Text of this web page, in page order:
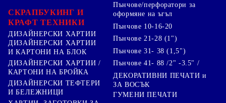
СКРАПБУКИНГ И
КРАФТ ТЕХНИКИ
ДИЗАЙНЕРСКИ ХАРТИИ
ДИЗАЙНЕРСКИ ХАРТИИ
И КАРТОНИ НА БЛОК
ДИЗАЙНЕРСКИ ХАРТИИ /
КАРТОНИ НА БРОЙКА
ДИЗАЙНЕРСКИ ТЕФТЕРИ
И БЕЛЕЖНИЦИ
Пънчове/перфоратори за
оформяне на ъгъл
Пънчове 10-16-20
Пънчове 21-28 (1")
Пънчове 31- 38 (1,5")
Пънчове 41- 88 /2" -3.5" /
ДЕКОРАТИВНИ ПЕЧАТИ и
ЗА ВОСЪК
ГУМЕНИ ПЕЧАТИ